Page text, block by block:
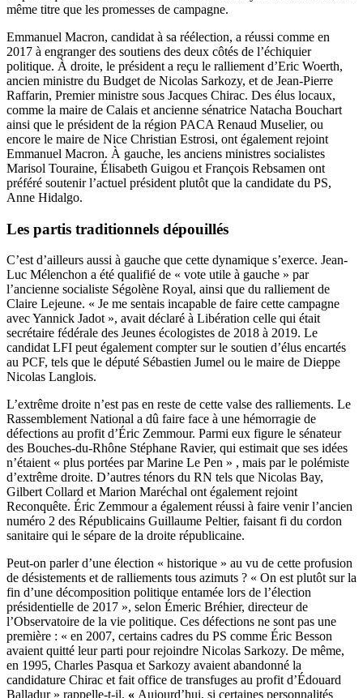
même titre que les promesses de campagne.
Emmanuel Macron, candidat à sa réélection, a réussi comme en
2017 à engranger des soutiens des deux côtés de l’échiquier
politique. À droite, le président a reçu le ralliement d’Eric Woerth,
ancien ministre du Budget de Nicolas Sarkozy, et de Jean-Pierre
Raffarin, Premier ministre sous Jacques Chirac. Des élus locaux,
comme la maire de Calais et ancienne sénatrice Natacha Bouchart
ainsi que le président de la région PACA Renaud Muselier, ou
encore le maire de Nice Christian Estrosi, ont également rejoint
Emmanuel Macron. À gauche, les anciens ministres socialistes
Marisol Touraine, Élisabeth Guigou et François Rebsamen ont
préféré soutenir l’actuel président plutôt que la candidate du PS,
Anne Hidalgo.
Les partis traditionnels dépouillés
C’est d’ailleurs aussi à gauche que cette dynamique s’exerce. Jean-
Luc Mélenchon a été qualifié de « vote utile à gauche » par
l’ancienne socialiste Ségolène Royal, ainsi que du ralliement de
Claire Lejeune. « Je me sentais incapable de faire cette campagne
avec Yannick Jadot », avait déclaré à Libération celle qui était
secrétaire fédérale des Jeunes écologistes de 2018 à 2019. Le
candidat LFI peut également compter sur le soutien d’élus encartés
au PCF, tels que le député Sébastien Jumel ou le maire de Dieppe
Nicolas Langlois.
L’extrême droite n’est pas en reste de cette valse des ralliements. Le
Rassemblement National a dû faire face à une hémorragie de
défections au profit d’Éric Zemmour. Parmi eux figure le sénateur
des Bouches-du-Rhône Stéphane Ravier, qui estimait que ses idées
n’étaient « plus portées par Marine Le Pen » , mais par le polémiste
d’extrême droite. D’autres ténors du RN tels que Nicolas Bay,
Gilbert Collard et Marion Maréchal ont également rejoint
Reconquête. Éric Zemmour a également réussi à faire venir l’ancien
numéro 2 des Républicains Guillaume Peltier, faisant fi du cordon
sanitaire qui le sépare de la droite républicaine.
Peut-on parler d’une élection « historique » au vu de cette profusion
de désistements et de ralliements tous azimuts ? « On est plutôt sur la
fin d’une décomposition politique entamée lors de l’élection
présidentielle de 2017 », selon Émeric Bréhier, directeur de
l’Observatoire de la vie politique. Ces défections ne sont pas une
première : « en 2007, certains cadres du PS comme Éric Besson
avaient quitté leur parti pour rejoindre Nicolas Sarkozy. De même,
en 1995, Charles Pasqua et Sarkozy avaient abandonné la
candidature Chirac et fait office de transfuges au profit d’Édouard
Balladur » rappelle-t-il. « Aujourd’hui, si certaines personnalités